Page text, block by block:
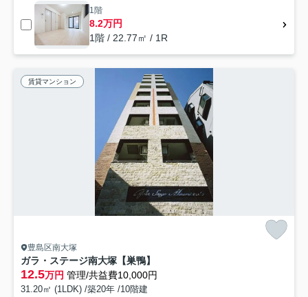
1階
8.2万円
1階 / 22.77㎡ / 1R
賃貸マンション
豊島区南大塚
ガラ・ステージ南大塚【巣鴨】
12.5万円 管理/共益費10,000円
31.20㎡ (1LDK) /築20年 /10階建